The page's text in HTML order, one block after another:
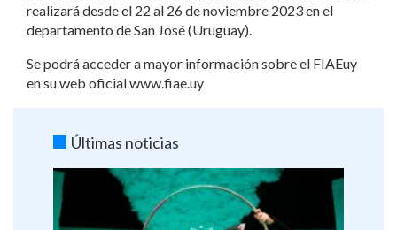
realizará desde el 22 al 26 de noviembre 2023 en el
departamento de San José (Uruguay).
Se podrá acceder a mayor información sobre el FIAEuy
en su web oficial www.fiae.uy
Últimas noticias